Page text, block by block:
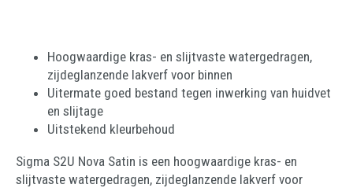
Hoogwaardige kras- en slijtvaste watergedragen,
zijdeglanzende lakverf voor binnen
Uitermate goed bestand tegen inwerking van huidvet
en slijtage
Uitstekend kleurbehoud
Sigma S2U Nova Satin is een hoogwaardige kras- en
slijtvaste watergedragen, zijdeglanzende lakverf voor